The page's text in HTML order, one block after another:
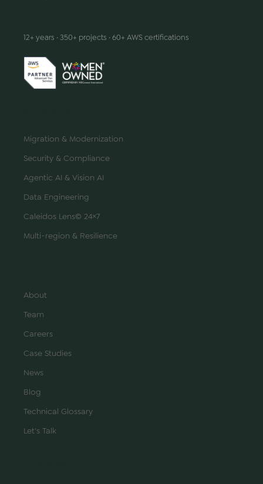
12+ years · 350+ projects · 60+ AWS certifications
Migration & Modernization
Security & Compliance
Agentic AI & Vision AI
Data Engineering
Caleidos Lens© 24×7
Multi-region & Resilience
About
Team
Careers
Case Studies
News
Blog
Technical Glossary
Let's Talk